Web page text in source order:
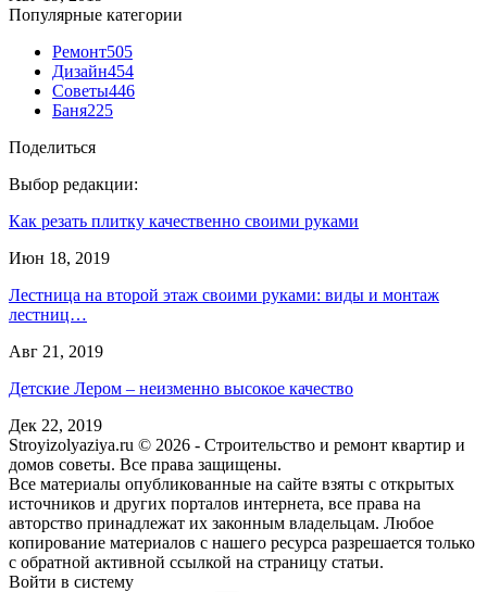
Популярные категории
Ремонт505
Дизайн454
Советы446
Баня225
Поделиться
Выбор редакции:
Как резать плитку качественно своими руками
Июн 18, 2019
Лестница на второй этаж своими руками: виды и монтаж
лестниц…
Авг 21, 2019
Детские Лером – неизменно высокое качество
Дек 22, 2019
Stroyizolyaziya.ru © 2026 - Строительство и ремонт квартир и
домов советы. Все права защищены.
Все материалы опубликованные на сайте взяты с открытых
источников и других порталов интернета, все права на
авторство принадлежат их законным владельцам. Любое
копирование материалов с нашего ресурса разрешается только
с обратной активной ссылкой на страницу статьи.
Войти в систему